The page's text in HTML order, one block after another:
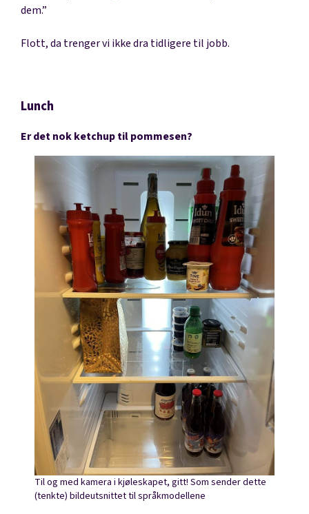
dem.”
Flott, da trenger vi ikke dra tidligere til jobb.
Lunch
Er det nok ketchup til pommesen?
Til og med kamera i kjøleskapet, gitt! Som sender dette
(tenkte) bildeutsnittet til språkmodellene